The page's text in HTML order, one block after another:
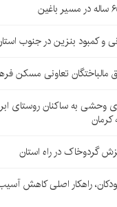
و کمبود بنزین در جنوب
تعاونی مسکن
وحشی به ساکنان روستای
گردوخاک در راه استان
راهکار اصلی کاهش